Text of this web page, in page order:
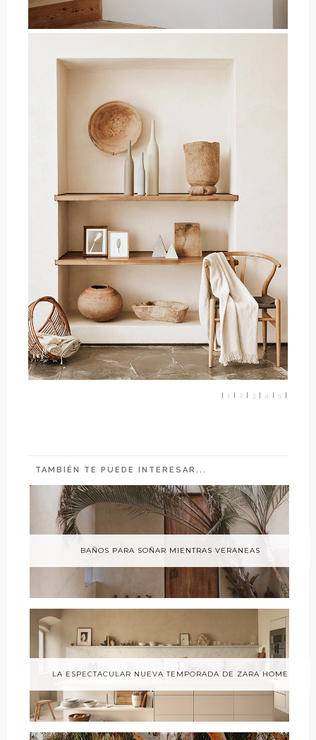
| 1 | 2 | 3 | 4 | 5 |
TAMBIÉN TE PUEDE INTERESAR...
BAÑOS PARA SOÑAR MIENTRAS VERANEAS
LA ESPECTACULAR NUEVA TEMPORADA DE ZARA HOME